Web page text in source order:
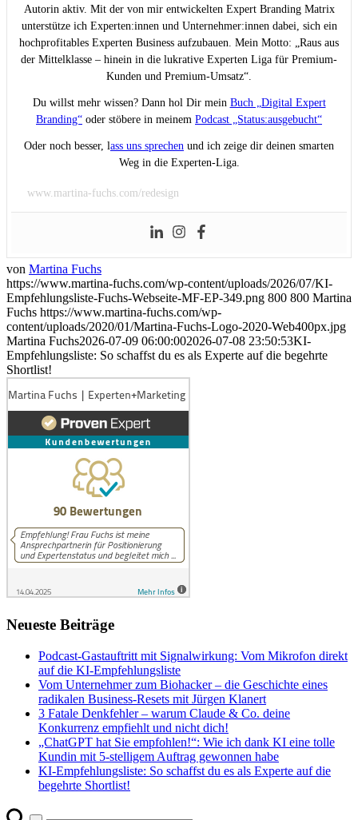
Autorin aktiv. Mit der von mir entwickelten Expert Branding Matrix
unterstütze ich Experten:innen und Unternehmer:innen dabei, sich ein
hochprofitables Experten Business aufzubauen. Mein Motto: „Raus aus
der Mittelklasse – hinein in die lukrative Experten Liga für Premium-
Kunden und Premium-Umsatz“.
Du willst mehr wissen? Dann hol Dir mein Buch „Digital Expert
Branding“ oder stöbere in meinem Podcast „Status:ausgebucht“
Oder noch besser, lass uns sprechen und ich zeige dir deinen smarten
Weg in die Experten-Liga.
www.martina-fuchs.com/redesign
von Martina Fuchs
https://www.martina-fuchs.com/wp-content/uploads/2026/07/KI-
Empfehlungsliste-Fuchs-Webseite-MF-EP-349.png 800 800 Martina
Fuchs https://www.martina-fuchs.com/wp-
content/uploads/2020/01/Martina-Fuchs-Logo-2020-Web400px.jpg
Martina Fuchs2026-07-09 06:00:002026-07-08 23:50:53KI-
Empfehlungsliste: So schaffst du es als Experte auf die begehrte
Shortlist!
Neueste Beiträge
Podcast-Gastauftritt mit Signalwirkung: Vom Mikrofon direkt
auf die KI-Empfehlungsliste
Vom Unternehmer zum Biohacker – die Geschichte eines
radikalen Business-Resets mit Jürgen Klanert
3 Fatale Denkfehler – warum Claude & Co. deine
Konkurrenz empfiehlt und nicht dich!
„ChatGPT hat Sie empfohlen!“: Wie ich dank KI eine tolle
Kundin mit 5-stelligem Auftrag gewonnen habe
KI-Empfehlungsliste: So schaffst du es als Experte auf die
begehrte Shortlist!